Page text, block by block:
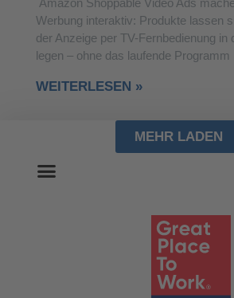
Werbung interaktiv: Produkte lassen
der Anzeige per TV-Fernbedienung in
legen – ohne das laufende Programm
WEITERLESEN »
MEHR LADEN